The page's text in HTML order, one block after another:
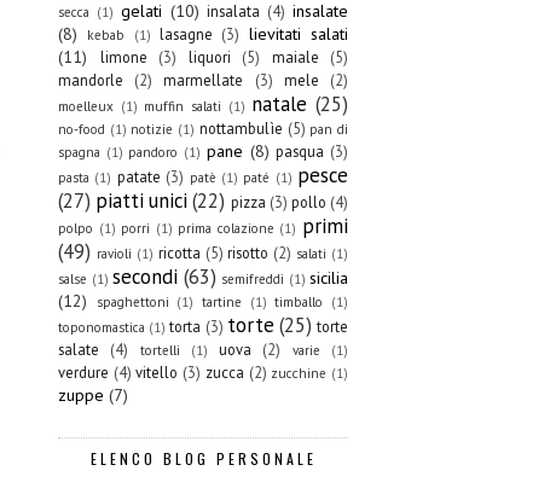
secca (1) gelati (10) insalata (4) insalate
(8)
kebab (1) lasagne (3) lievitati salati
(11)
limone (3) liquori (5) maiale
(5)
mandorle
(2) marmellate (3) mele (2)
moelleux (1) muffin salati (1) natale (25)
no-food (1) notizie (1) nottambulìe (5) pan di
spagna (1) pandoro (1) pane (8) pasqua (3)
pasta (1) patate (3) patè (1) paté (1) pesce
(27) piatti unici (22) pizza (3) pollo (4)
polpo (1) porri (1) prima colazione (1) primi
(49) ravioli (1) ricotta (5) risotto (2) salati (1)
salse (1) secondi (63) semifreddi (1) sicilia
(12)
spaghettoni (1) tartine (1) timballo
(1)
toponomastica (1) torta (3) torte (25) torte
salate
(4) tortelli (1) uova (2) varie (1)
verdure (4) vitello (3) zucca (2) zucchine (1)
zuppe (7)
ELENCO BLOG PERSONALE